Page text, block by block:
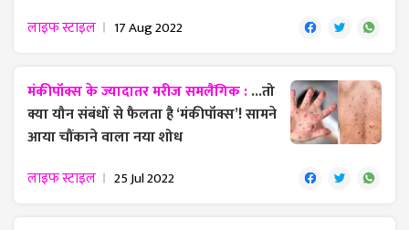
लाइफ स्टाइल 17 Aug 2022
मंकीपॉक्स के ज्यादातर मरीज समलैंगिक :...तो
क्या यौन संबंधों से फैलता है ‘मंकीपॉक्स’! सामने
आया चौंकाने वाला नया शोध
लाइफ स्टाइल 25 Jul 2022